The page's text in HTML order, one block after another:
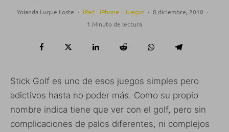
Yolanda Luque Loste · iPad iPhone Juegos · 8 diciembre, 2010 ·
1 Minuto de lectura
Stick Golf es uno de esos juegos simples pero
adictivos hasta no poder más. Como su propio
nombre indica tiene que ver con el golf, pero sin
complicaciones de palos diferentes, ni complejos